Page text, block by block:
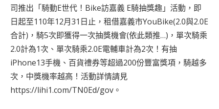
司推出「騎動E世代！Bike訪嘉義 E騎抽獎趣」活動，即
日起至110年12月31日止，租借嘉義市YouBike(2.0與2.0E
合計)，騎5次即獲得一次抽獎機會(依此類推…)，單次騎乘
2.0計為1次、單次騎乘2.0E電輔車計為2次！有抽
iPhone13手機、百貨禮券等超過200份豐富獎項，騎越多
次，中獎機率越高！活動詳情請見
https://lihi1.com/TN0Ed/gov。